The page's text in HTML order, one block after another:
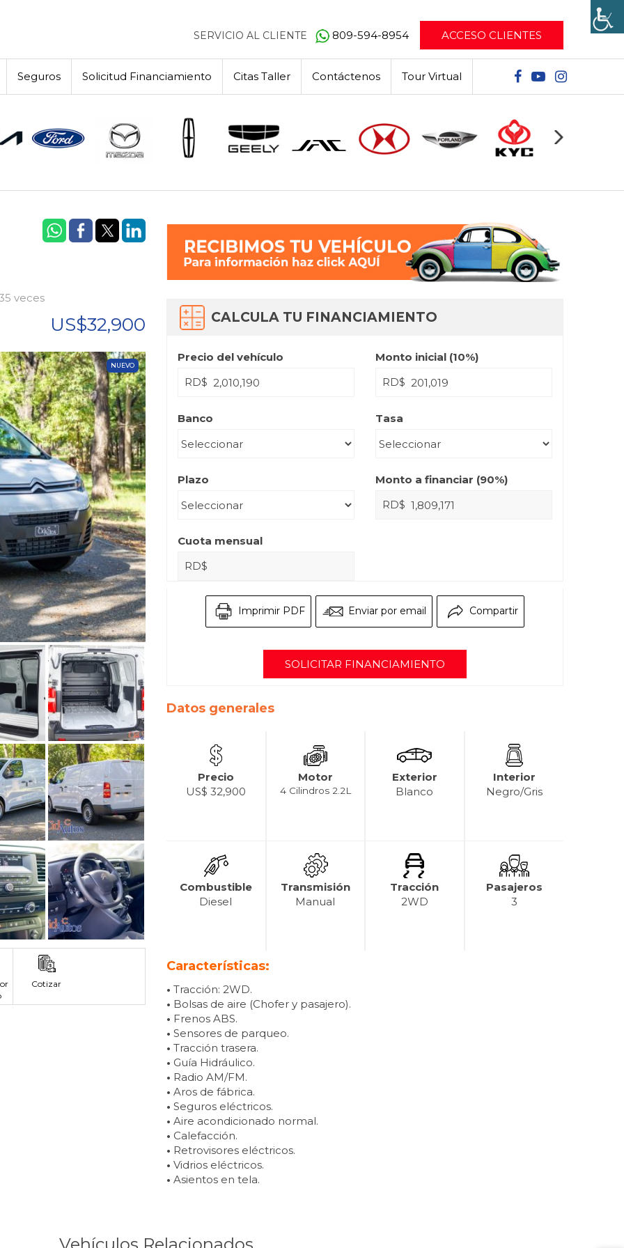
SERVICIO AL CLIENTE 809-594-8954 ACCESO CLIENTES
Seguros Solicitud Financiamiento Citas Taller Contáctenos Tour Virtual
veces
US$32,900
NUEVO
Cotizar
CALCULA TU FINANCIAMIENTO
Precio del vehículo
RD$
Monto inicial (10%)
RD$
Banco Tasa
Plazo Monto a financiar (90%)
RD$
Cuota mensual
RD$
Imprimir PDF Enviar por email Compartir
SOLICITAR FINANCIAMIENTO
Datos generales
Precio
US$ 32,900
Motor
4 Cilindros 2.2L
Exterior
Blanco
Interior
Negro/Gris
Combustible
Diesel
Transmisión
Manual
Tracción
2WD
Pasajeros
3
Características:
• Tracción: 2WD.
• Bolsas de aire (Chofer y pasajero).
• Frenos ABS.
• Sensores de parqueo.
• Tracción trasera.
• Guía Hidráulico.
• Radio AM/FM.
• Aros de fábrica.
• Seguros eléctricos.
• Aire acondicionado normal.
• Calefacción.
• Retrovisores eléctricos.
• Vidrios eléctricos.
• Asientos en tela.